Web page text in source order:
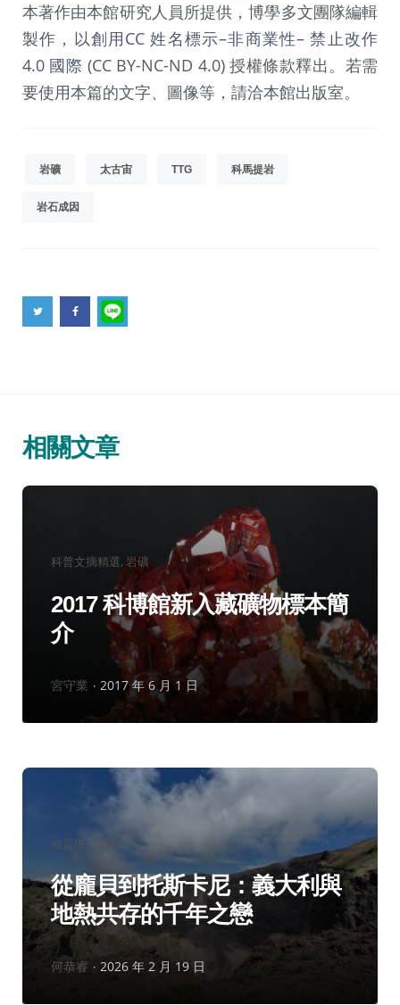
本著作由本館研究人員所提供，博學多文團隊編輯
製作，以創用CC 姓名標示–非商業性– 禁止改作
4.0 國際 (CC BY-NC-ND 4.0) 授權條款釋出。若需
要使用本篇的文字、圖像等，請洽本館出版室。
岩礦 太古宙 TTG 科馬提岩
岩石成因
相關文章
分
類：
科普文摘精選 岩礦
2017 科博館新入藏礦物標本簡
介
作
宮守業 2017 年 6 月 1 日
分
類：
地質學 岩礦
從龐貝到托斯卡尼：義大利與
地熱共存的千年之戀
作
何恭睿 2026 年 2 月 19 日